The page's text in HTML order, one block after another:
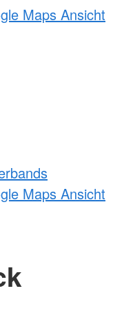
Maps Ansicht
Maps Ansicht